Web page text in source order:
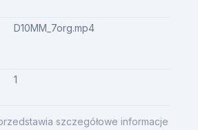
szczegółowe informacje
D10MM_7org.mp4
1